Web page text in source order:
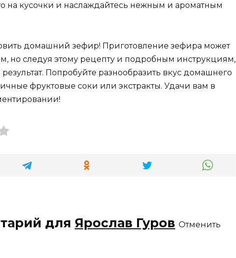
на кусочки и наслаждайтесь нежным и ароматным
домашний зефир! Приготовление зефира может
но следуя этому рецепту и подробным инструкциям,
Попробуйте разнообразить вкус домашнего
фруктовые соки или экстракты. Удачи вам в
для Ярослав Гуров Отменить